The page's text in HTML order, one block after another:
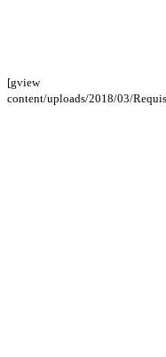
[gview
content/uploads/2018/03/